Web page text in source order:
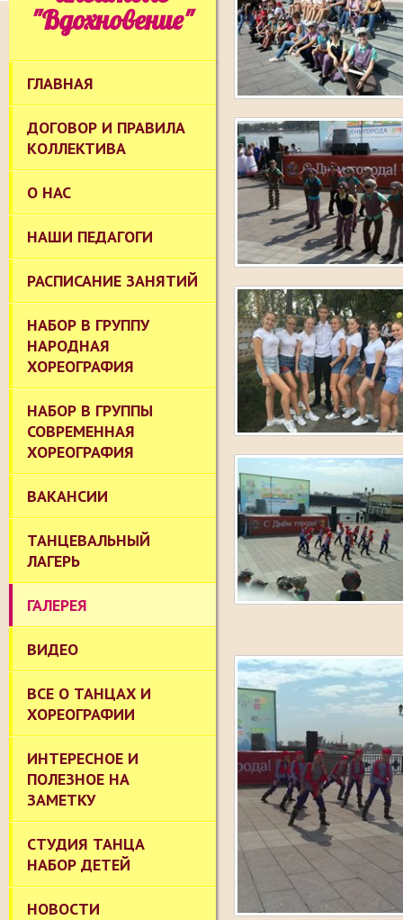
"Вдохновение"
ГЛАВНАЯ
ДОГОВОР И ПРАВИЛА
КОЛЛЕКТИВА
О НАС
НАШИ ПЕДАГОГИ
РАСПИСАНИЕ ЗАНЯТИЙ
НАБОР В ГРУППУ
НАРОДНАЯ
ХОРЕОГРАФИЯ
НАБОР В ГРУППЫ
СОВРЕМЕННАЯ
ХОРЕОГРАФИЯ
ВАКАНСИИ
ТАНЦЕВАЛЬНЫЙ
ЛАГЕРЬ
ГАЛЕРЕЯ
ВИДЕО
ВСЕ О ТАНЦАХ И
ХОРЕОГРАФИИ
ИНТЕРЕСНОЕ И
ПОЛЕЗНОЕ НА
ЗАМЕТКУ
СТУДИЯ ТАНЦА
НАБОР ДЕТЕЙ
НОВОСТИ